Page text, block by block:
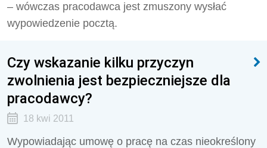
– wówczas pracodawca jest zmuszony wysłać
wypowiedzenie pocztą.
Czy wskazanie kilku przyczyn
zwolnienia jest bezpieczniejsze dla
pracodawcy?
18 kwi 2011
Wypowiadając umowę o pracę na czas nieokreślony